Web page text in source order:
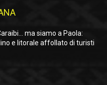
ma siamo a Paola:
e litorale affollato di turisti